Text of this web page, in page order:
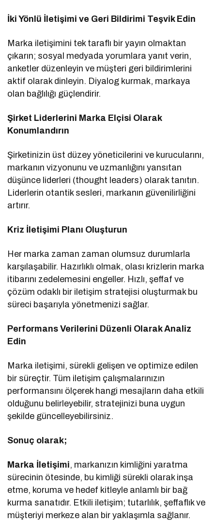
İki Yönlü İletişimi ve Geri Bildirimi Teşvik Edin
Marka iletişimini tek taraflı bir yayın olmaktan
çıkarın; sosyal medyada yorumlara yanıt verin,
anketler düzenleyin ve müşteri geri bildirimlerini
aktif olarak dinleyin. Diyalog kurmak, markaya
olan bağlılığı güçlendirir.
Şirket Liderlerini Marka Elçisi Olarak
Konumlandırın
Şirketinizin üst düzey yöneticilerini ve kurucularını,
markanın vizyonunu ve uzmanlığını yansıtan
düşünce liderleri (thought leaders) olarak tanıtın.
Liderlerin otantik sesleri, markanın güvenilirliğini
artırır.
Kriz İletişimi Planı Oluşturun
Her marka zaman zaman olumsuz durumlarla
karşılaşabilir. Hazırlıklı olmak, olası krizlerin marka
itibarını zedelemesini engeller. Hızlı, şeffaf ve
çözüm odaklı bir iletişim stratejisi oluşturmak bu
süreci başarıyla yönetmenizi sağlar.
Performans Verilerini Düzenli Olarak Analiz
Edin
Marka iletişimi, sürekli gelişen ve optimize edilen
bir süreçtir. Tüm iletişim çalışmalarınızın
performansını ölçerek hangi mesajların daha etkili
olduğunu belirleyebilir, stratejinizi buna uygun
şekilde güncelleyebilirsiniz.
Sonuç olarak;
Marka İletişimi, markanızın kimliğini yaratma
sürecinin ötesinde, bu kimliği sürekli olarak inşa
etme, koruma ve hedef kitleyle anlamlı bir bağ
kurma sanatıdır. Etkili iletişim; tutarlılık, şeffaflık ve
müşteriyi merkeze alan bir yaklaşımla sağlanır.